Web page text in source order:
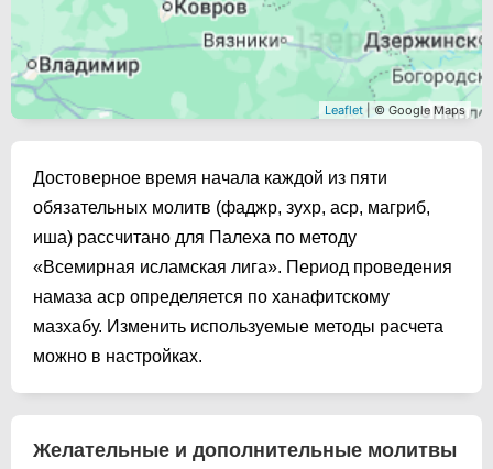
Leaflet | © Google Maps
Достоверное время начала каждой из пяти
обязательных молитв (фаджр, зухр, аср, магриб,
иша) рассчитано для Палеха по методу
«Всемирная исламская лига». Период проведения
намаза аср определяется по ханафитскому
мазхабу. Изменить используемые методы расчета
можно в настройках.
Желательные и дополнительные молитвы